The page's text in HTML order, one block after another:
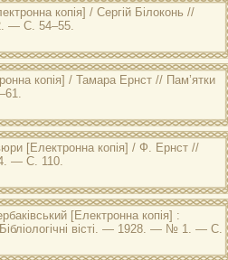
копія] / Сергій Білоконь //
— С. 54–55.
копія] / Тамара Ернст // Пам’ятки
[Електронна копія] / Ф. Ернст //
4. — С. 110.
[Електронна копія] :
вісті. — 1928. — № 1. — С.